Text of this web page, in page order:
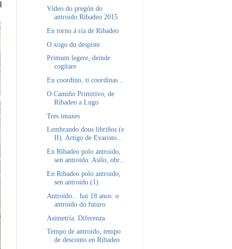
Vídeo do pregón do
antroido Ribadeo 2015
En torno á ría de Ribadeo
O xogo do despiste
Primum legere, deinde
cogitare
Eu coordino, ti coordinas...
O Camiño Primitivo, de
Ribadeo a Lugo
Tres imaxes
Lembrando dous libriños (e
II). Artigo de Evaristo...
En Ribadeo polo antroido,
sen antroido: Asilo, obr...
En Ribadeo polo antroido,
sen antroido (1)
Antroido... hai 18 anos: o
antroido do futuro
Asimetría. Diferenza
Tempo de antroido, tempo
de desconto en Ribadeo